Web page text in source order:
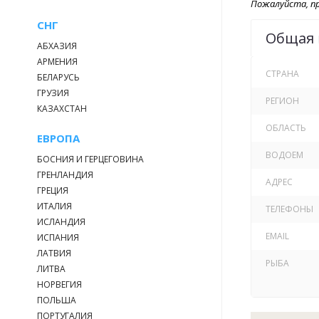
СНГ
АБХАЗИЯ
АРМЕНИЯ
БЕЛАРУСЬ
ГРУЗИЯ
КАЗАХСТАН
ЕВРОПА
БОСНИЯ И ГЕРЦЕГОВИНА
ГРЕНЛАНДИЯ
ГРЕЦИЯ
ИТАЛИЯ
ИСЛАНДИЯ
ИСПАНИЯ
ЛАТВИЯ
ЛИТВА
НОРВЕГИЯ
ПОЛЬША
ПОРТУГАЛИЯ
Домик
вы можете
Пожалуйста,
Общая
СТРАНА
РЕГИОН
ОБЛАСТЬ
ВОДОЕМ
АДРЕС
ТЕЛЕФОНЫ
EMAIL
РЫБА